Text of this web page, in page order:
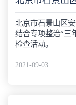
北京市石景山区
结合专项整治“三
检查活动。
2021-09-03